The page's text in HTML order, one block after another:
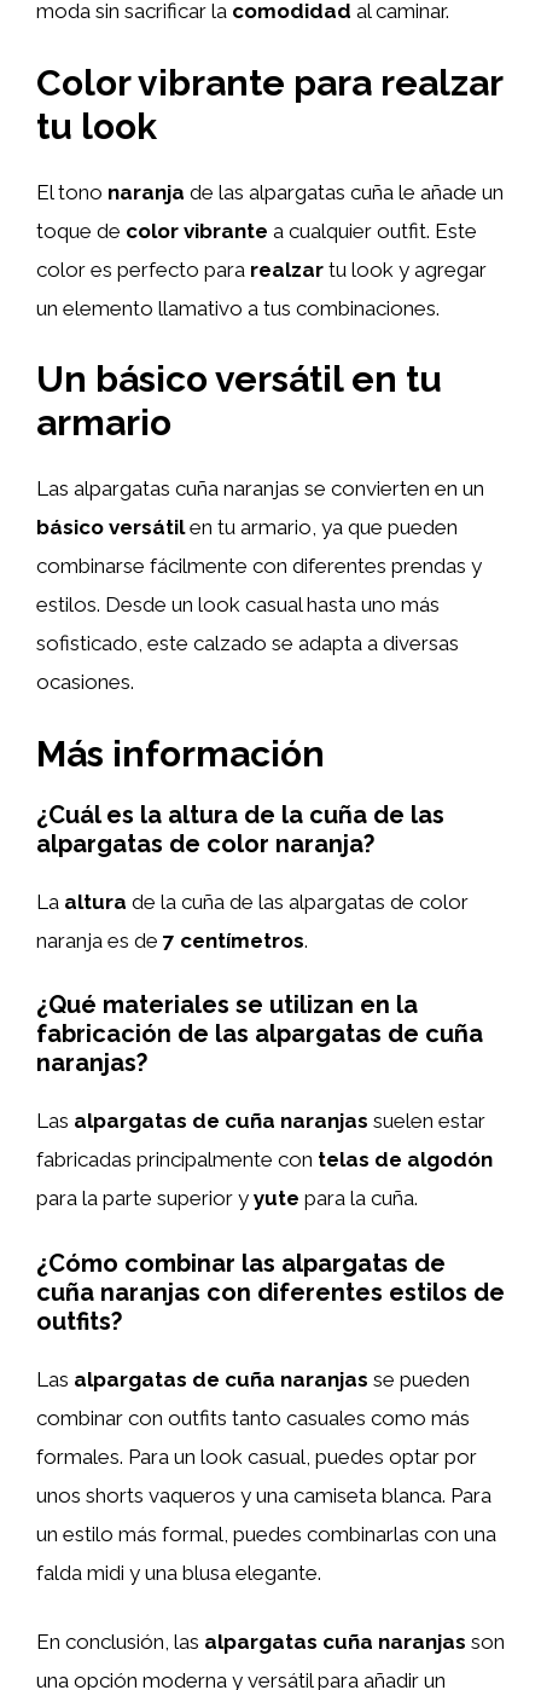
moda sin sacrificar la comodidad al caminar.
Color vibrante para realzar
tu look
El tono naranja de las alpargatas cuña le añade un
toque de color vibrante a cualquier outfit. Este
color es perfecto para realzar tu look y agregar
un elemento llamativo a tus combinaciones.
Un básico versátil en tu
armario
Las alpargatas cuña naranjas se convierten en un
básico versátilen tu armario, ya que pueden
combinarse fácilmente con diferentes prendas y
estilos. Desde un look casual hasta uno más
sofisticado, este calzado se adapta a diversas
ocasiones.
Más información
¿Cuál es la altura de la cuña de las
alpargatas de color naranja?
La altura de la cuña de las alpargatas de color
naranja es de 7 centímetros.
¿Qué materiales se utilizan en la
fabricación de las alpargatas de cuña
naranjas?
Las alpargatas de cuña naranjas suelen estar
fabricadas principalmente con telas de algodón
para la parte superior y yute para la cuña.
¿Cómo combinar las alpargatas de
cuña naranjas con diferentes estilos de
outfits?
Las alpargatas de cuña naranjas se pueden
combinar con outfits tanto casuales como más
formales. Para un look casual, puedes optar por
unos shorts vaqueros y una camiseta blanca. Para
un estilo más formal, puedes combinarlas con una
falda midi y una blusa elegante.
En conclusión, las alpargatas cuña naranjas son
una opción moderna y versátil para añadir un